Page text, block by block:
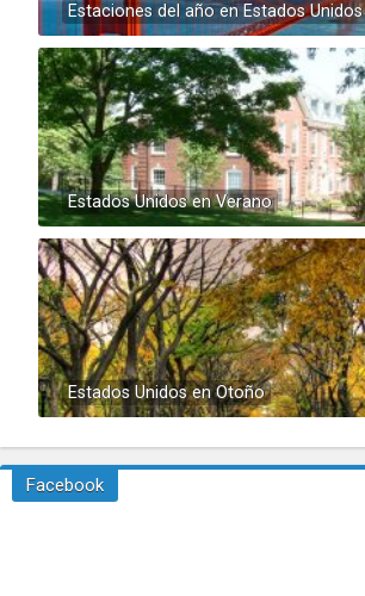
Estaciones del año en Estados Unidos
Estados Unidos en Verano
Estados Unidos en Otoño
Facebook